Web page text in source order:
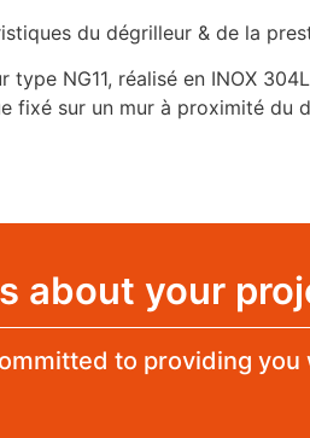
du dégrilleur & de la
type NG11, réalisé en INOX
fixé sur un mur à proximité du
about your
to providing